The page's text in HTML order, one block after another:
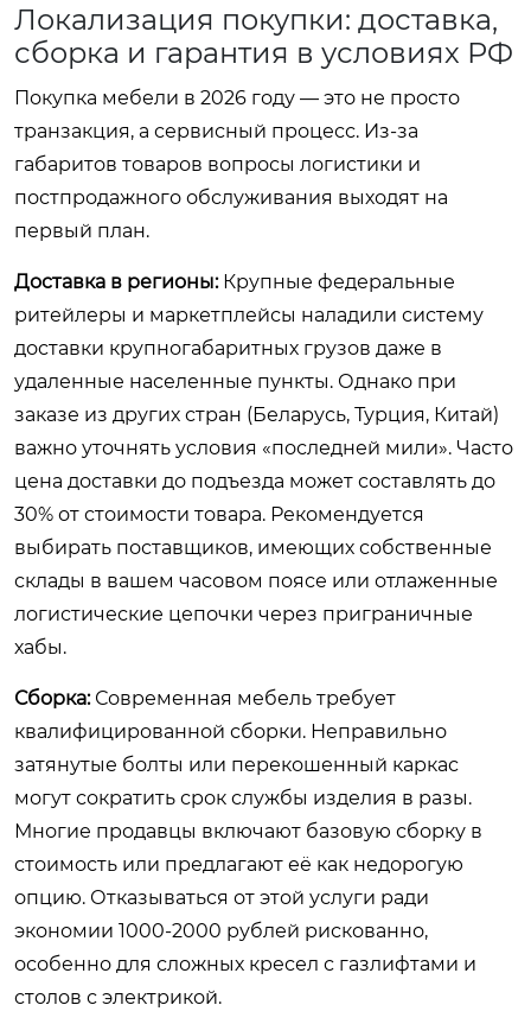
Локализация покупки: доставка,
сборка и гарантия в условиях РФ
Покупка мебели в 2026 году — это не просто
транзакция, а сервисный процесс. Из-за
габаритов товаров вопросы логистики и
постпродажного обслуживания выходят на
первый план.
Доставка в регионы:Крупные федеральные
ритейлеры и маркетплейсы наладили систему
доставки крупногабаритных грузов даже в
удаленные населенные пункты. Однако при
заказе из других стран (Беларусь, Турция, Китай)
важно уточнять условия «последней мили». Часто
цена доставки до подъезда может составлять до
30% от стоимости товара. Рекомендуется
выбирать поставщиков, имеющих собственные
склады в вашем часовом поясе или отлаженные
логистические цепочки через приграничные
хабы.
Сборка:Современная мебель требует
квалифицированной сборки. Неправильно
затянутые болты или перекошенный каркас
могут сократить срок службы изделия в разы.
Многие продавцы включают базовую сборку в
стоимость или предлагают её как недорогую
опцию. Отказываться от этой услуги ради
экономии 1000-2000 рублей рискованно,
особенно для сложных кресел с газлифтами и
столов с электрикой.